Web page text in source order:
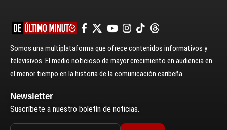
Somos una multiplataforma que ofrece contenidos informativos y
televisivos. El medio noticioso de mayor crecimiento en audiencia en
el menor tiempo en la historia de la comunicación caribeña.
Newsletter
Suscríbete a nuestro boletín de noticias.